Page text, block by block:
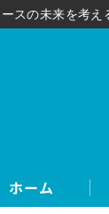
ホーム
スの未来を考え